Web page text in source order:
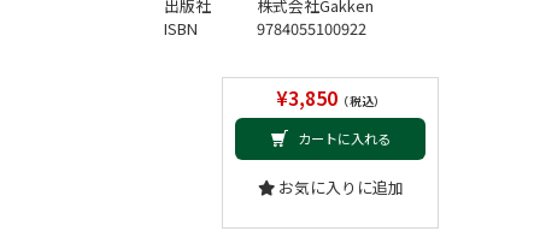
出版社
株式会社Gakken
ISBN
9784055100922
¥3,850（税込）
カートに入れる
お気に入りに追加